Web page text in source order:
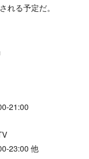
れる予定だ。
21:00
23:00 他